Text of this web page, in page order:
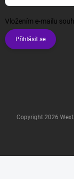
Vložením e-mailu
Přihlásit se
Copyright 2026